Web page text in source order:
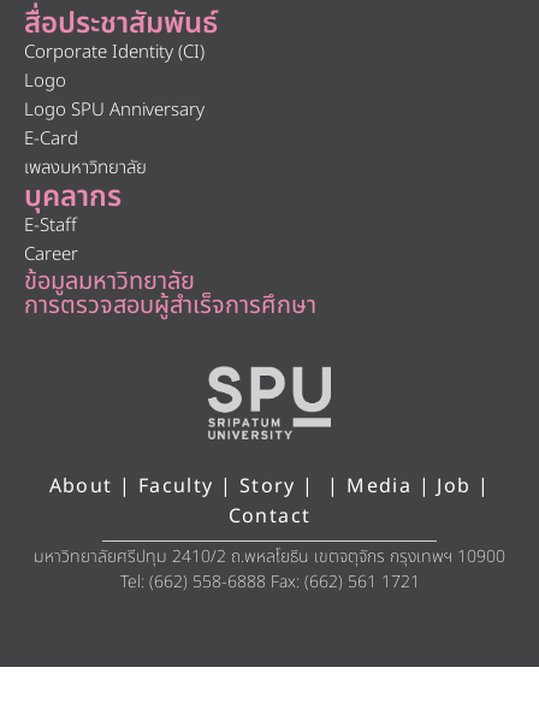
สื่อประชาสัมพันธ์
Corporate Identity (CI)
Logo
Logo SPU Anniversary
E-Card
เพลงมหาวิทยาลัย
บุคลากร
E-Staff
Career
ข้อมูลมหาวิทยาลัย
การตรวจสอบผู้สำเร็จการศึกษา
About | Faculty | Story | | Media |Job |
Contact
มหาวิทยาลัยศรีปทุม 2410/2 ถ.พหลโยธิน เขตจตุจักร กรุงเทพฯ 10900
Tel: (662) 558-6888 Fax: (662) 561 1721